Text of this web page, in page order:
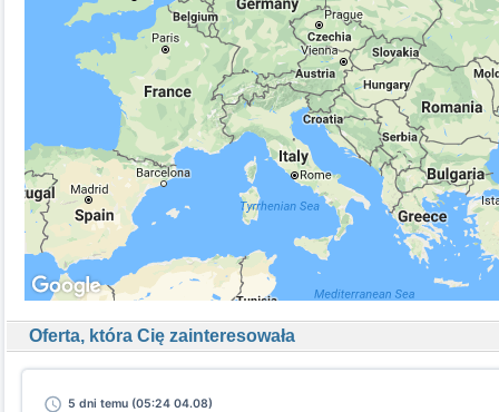
Oferta, która Cię zainteresowała
5 dni temu (05:24 04.08)